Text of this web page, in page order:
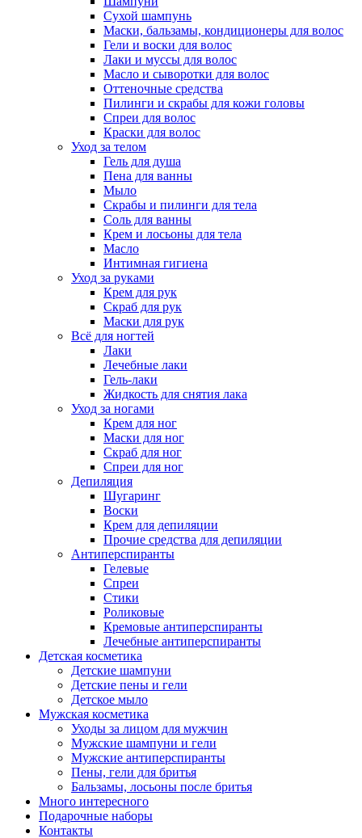
Сухой шампунь
Маски, бальзамы, кондиционеры для волос
Гели и воски для волос
Лаки и муссы для волос
Масло и сыворотки для волос
Оттеночные средства
Пилинги и скрабы для кожи головы
Спреи для волос
Краски для волос
Уход за телом
Гель для душа
Пена для ванны
Мыло
Скрабы и пилинги для тела
Соль для ванны
Крем и лосьоны для тела
Масло
Интимная гигиена
Уход за руками
Крем для рук
Скраб для рук
Маски для рук
Всё для ногтей
Лаки
Лечебные лаки
Гель-лаки
Жидкость для снятия лака
Уход за ногами
Крем для ног
Маски для ног
Скраб для ног
Спреи для ног
Депиляция
Шугаринг
Воски
Крем для депиляции
Прочие средства для депиляции
Антиперспиранты
Гелевые
Спреи
Стики
Роликовые
Кремовые антиперспиранты
Лечебные антиперспиранты
Детская косметика
Детские шампуни
Детские пены и гели
Детское мыло
Мужская косметика
Уходы за лицом для мужчин
Мужские шампуни и гели
Мужские антиперспиранты
Пены, гели для бритья
Бальзамы, лосьоны после бритья
Много интересного
Подарочные наборы
Контакты